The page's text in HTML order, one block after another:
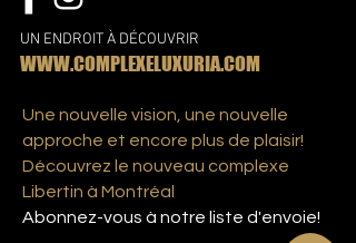
UN ENDROIT À DÉCOUVRIR
WWW.COMPLEXELUXURIA.COM
Une nouvelle vision, une nouvelle
approche et encore plus de plaisir!
Découvrez le nouveau complexe
Libertin à Montréal
Abonnez-vous à notre liste d'envoie!